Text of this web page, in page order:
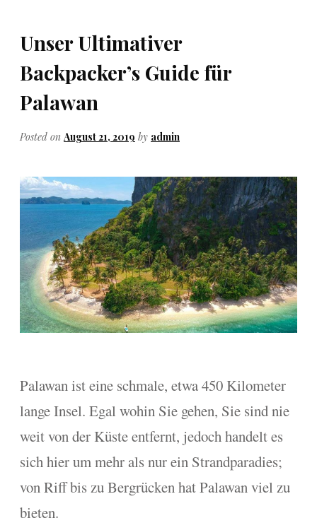
Unser Ultimativer
Backpacker’s Guide für
Palawan
Posted on August 21, 2019 by admin
Palawan ist eine schmale, etwa 450 Kilometer
lange Insel. Egal wohin Sie gehen, Sie sind nie
weit von der Küste entfernt, jedoch handelt es
sich hier um mehr als nur ein Strandparadies;
von Riff bis zu Bergrücken hat Palawan viel zu
bieten.